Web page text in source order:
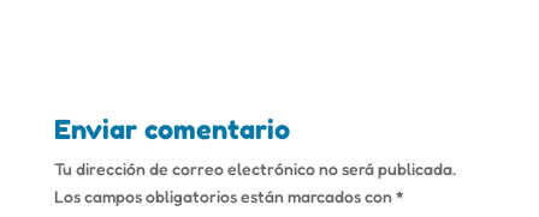
Enviar comentario
Tu dirección de correo electrónico no será publicada.
Los campos obligatorios están marcados con*